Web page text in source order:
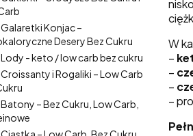
Konjac –
Desery Bez Cukru
- keto / low carb bez cukru
i Rogaliki – Low Carb
– Bez Cukru, Low Carb,
W
–
–
–
–